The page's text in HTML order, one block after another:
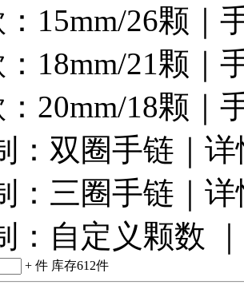
：15mm/26颗｜
：18mm/21颗｜
：20mm/18颗｜
：双圈手链｜
：三圈手链｜
：自定义颗数
+ 件 库存612件